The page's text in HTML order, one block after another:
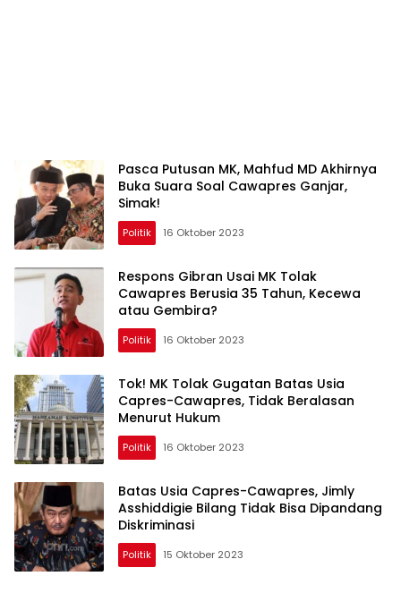
Pasca Putusan MK, Mahfud MD Akhirnya
Buka Suara Soal Cawapres Ganjar,
Simak!
Politik 16 Oktober 2023
Respons Gibran Usai MK Tolak
Cawapres Berusia 35 Tahun, Kecewa
atau Gembira?
Politik 16 Oktober 2023
Tok! MK Tolak Gugatan Batas Usia
Capres-Cawapres, Tidak Beralasan
Menurut Hukum
Politik 16 Oktober 2023
Batas Usia Capres-Cawapres, Jimly
Asshiddigie Bilang Tidak Bisa Dipandang
Diskriminasi
Politik 15 Oktober 2023